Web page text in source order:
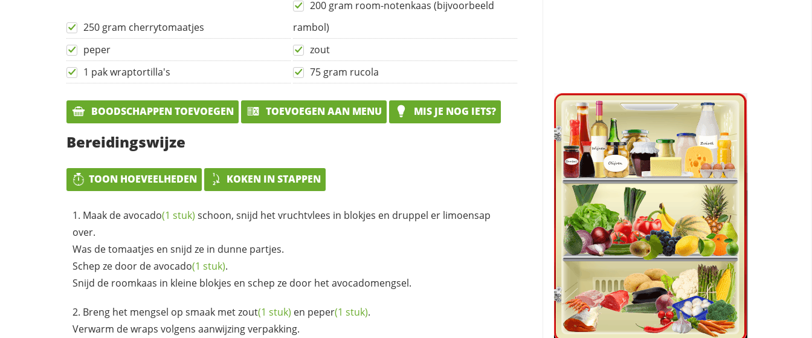
250 gram cherrytomaatjes
200 gram room-notenkaas (bijvoorbeeld
rambol)
peper
zout
1 pak wraptortilla's
75 gram rucola
BOODSCHAPPEN TOEVOEGEN TOEVOEGEN AAN MENU MIS JE NOG IETS?
Bereidingswijze
TOON HOEVEELHEDEN KOKEN IN STAPPEN
Maak deavocado(1 stuk) schoon, snijd het vruchtvlees in blokjes en druppel er limoensap
over.
Was de tomaatjes en snijd ze in dunne partjes.
Schep ze door deavocado(1 stuk).
Snijd de roomkaas in kleine blokjes en schep ze door het avocadomengsel.
Breng het mengsel op smaak metzout(1 stuk) en peper(1 stuk).
Verwarm de wraps volgens aanwijzing verpakking.